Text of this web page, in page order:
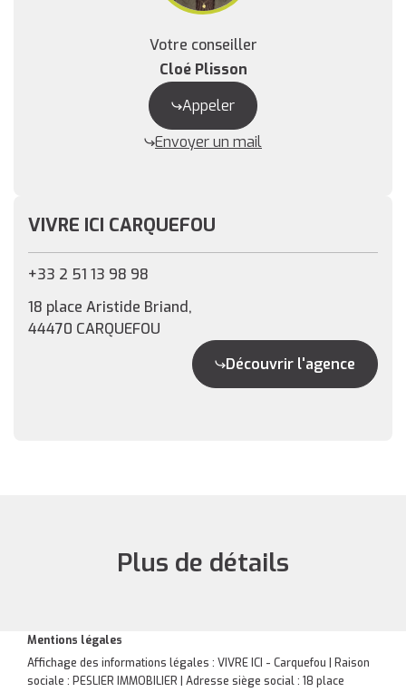
Votre conseiller
Cloé Plisson
Appeler
Envoyer un mail
VIVRE ICI CARQUEFOU
+33 2 51 13 98 98
18 place Aristide Briand,
44470 CARQUEFOU
Découvrir l'agence
Plus de détails
Mentions légales
Affichage des informations légales : VIVRE ICI - Carquefou | Raison
sociale : PESLIER IMMOBILIER | Adresse siège social : 18 place